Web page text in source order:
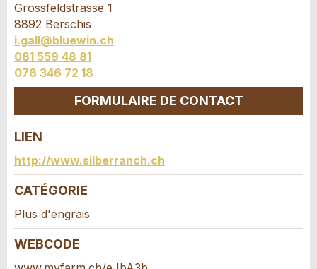
Nachricht
* Saisie nécessaire
* Saisie nécessaire
RECOMMANDER L'ANNONCE
Fermer
Grossfeldstrasse 1
8892 Berschis
i.gall@bluewin.ch
081 559 48 81
076 346 72 18
FORMULAIRE DE CONTACT
Contact
Composez un message à la personne de
contact pour cette annonce .
LIEN
http://www.silberranch.ch
CATÉGORIE
Plus d'engrais
WEBCODE